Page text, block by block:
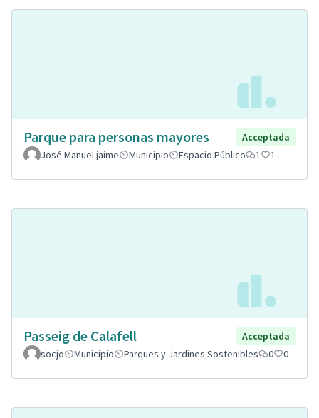
Parque para personas mayores
Acceptada
José Manuel jaime
Municipio Espacio Público 1 1
Passeig de Calafell
Acceptada
socjo
Municipio Parques y Jardines Sostenibles 0 0